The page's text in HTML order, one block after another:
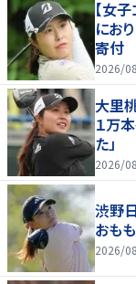
【女
にお
寄付
2026/
大里
１万
た」
2026/
渋野
おも
2026/